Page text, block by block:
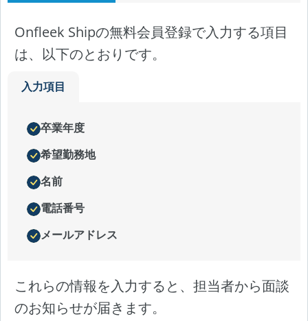
Onfleek Shipの無料会員登録で入力する項目
は、以下のとおりです。
入力項目
卒業年度
希望勤務地
名前
電話番号
メールアドレス
これらの情報を入力すると、担当者から面談
のお知らせが届きます。